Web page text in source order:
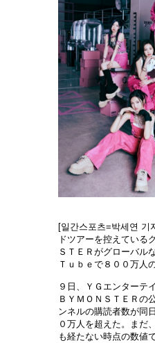
[일간스포츠=박세연 기
ドツアーを控えている
ＳＴＥＲがグローバル
Ｔｕｂｅで８００万人
９日、ＹＧエンターテ
ＢＹＭＯＮＳＴＥＲの
ンネルの購読者数が同
０万人を超えた。まだ
も経たない時点の数値